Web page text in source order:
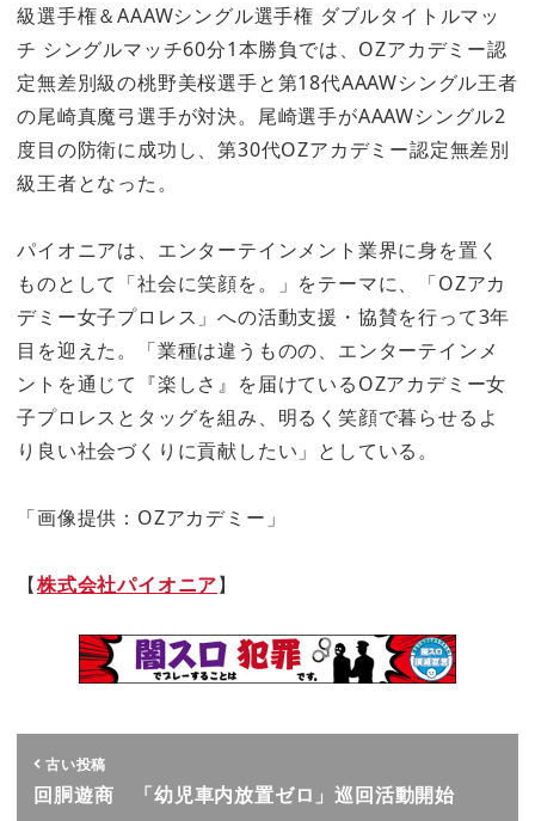
級選手権＆AAAWシングル選手権 ダブルタイトルマッ
チ シングルマッチ60分1本勝負では、OZアカデミー認
定無差別級の桃野美桜選手と第18代AAAWシングル王者
の尾崎真魔弓選手が対決。尾崎選手がAAAWシングル2
度目の防衛に成功し、第30代OZアカデミー認定無差別
級王者となった。
パイオニアは、エンターテインメント業界に身を置く
ものとして「社会に笑顔を。」をテーマに、「OZアカ
デミー女子プロレス」への活動支援・協賛を行って3年
目を迎えた。「業種は違うものの、エンターテインメ
ントを通じて『楽しさ』を届けているOZアカデミー女
子プロレスとタッグを組み、明るく笑顔で暮らせるよ
り良い社会づくりに貢献したい」としている。
「画像提供：OZアカデミー」
【株式会社パイオニア】
古い投稿
回胴遊商 「幼児車内放置ゼロ」巡回活動開始